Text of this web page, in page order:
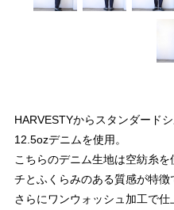
HARVESTYからスタンダード
12.5ozデニムを使用。
こちらのデニム生地は空紡糸
チとふくらみのある質感が特徴
さらにワンウォッシュ加工で仕